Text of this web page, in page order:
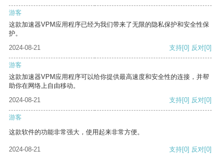
游客
这款加速器VPM应用程序已经为我们带来了无限的隐私保护和安全性保
护。
2024-08-21
支持[0] 反对[0]
游客
这款加速器VPM应用程序可以给你提供最高速度和安全性的连接，并帮
助你在网络上自由移动。
2024-08-21
支持[0] 反对[0]
游客
这款软件的功能非常强大，使用起来非常方便。
2024-08-21 支持[0] 反对[0]